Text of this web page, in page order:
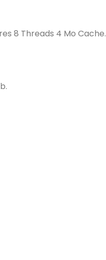
8 Threads 4 Mo Cache.